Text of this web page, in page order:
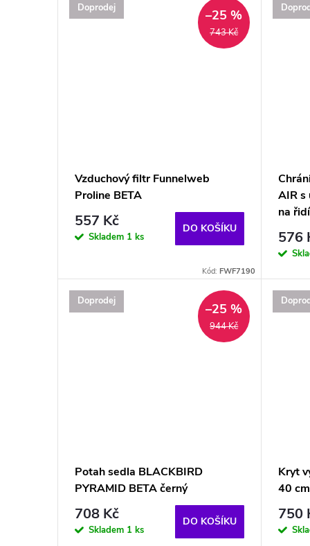
Doprodej
743 Kč
–25 %
Vzduchový filtr Funnelweb
Proline BETA
557 Kč
Skladem 1 ks
DO KOŠÍKU
Kód:FWF7190
AIR s
na
576
Doprodej
944 Kč
–25 %
Potah sedla BLACKBIRD
PYRAMID BETA černý
708 Kč
Skladem 1 ks
DO KOŠÍKU
Kryt
40
750